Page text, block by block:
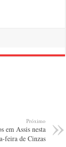
Próximo
em Assis nesta
feira de Cinzas